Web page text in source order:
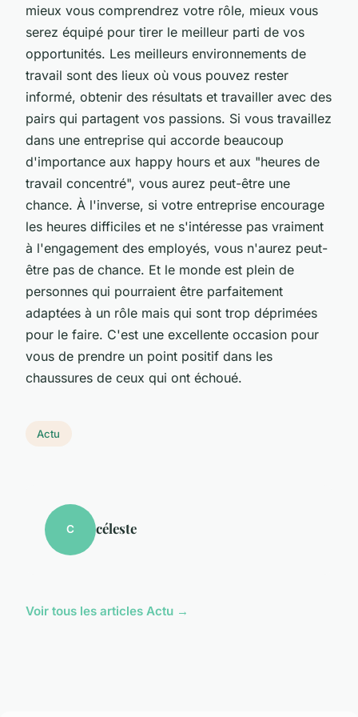
mieux vous comprendrez votre rôle, mieux vous
serez équipé pour tirer le meilleur parti de vos
opportunités. Les meilleurs environnements de
travail sont des lieux où vous pouvez rester
informé, obtenir des résultats et travailler avec des
pairs qui partagent vos passions. Si vous travaillez
dans une entreprise qui accorde beaucoup
d'importance aux happy hours et aux "heures de
travail concentré", vous aurez peut-être une
chance. À l'inverse, si votre entreprise encourage
les heures difficiles et ne s'intéresse pas vraiment
à l'engagement des employés, vous n'aurez peut-
être pas de chance. Et le monde est plein de
personnes qui pourraient être parfaitement
adaptées à un rôle mais qui sont trop déprimées
pour le faire. C'est une excellente occasion pour
vous de prendre un point positif dans les
chaussures de ceux qui ont échoué.
Actu
C céleste
Voir tous les articles Actu →